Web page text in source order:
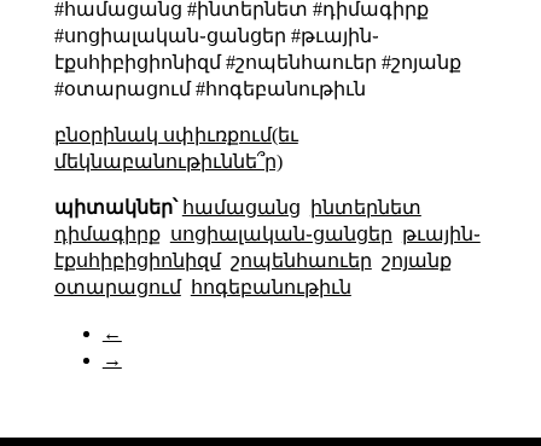
#համացանց #ինտերնետ #դիմագիրք
#սոցիալական֊ցանցեր #թւային֊
էքսհիբիցիոնիզմ #շոպենհաուեր #շոյանք
#օտարացում #հոգեբանութիւն
բնօրինակ սփիւռքում(եւ
մեկնաբանութիւննե՞ր)
պիտակներ՝ համացանց
ինտերնետ
դիմագիրք սոցիալական֊ցանցեր թւային֊
էքսհիբիցիոնիզմ շոպենհաուեր շոյանք
օտարացում
հոգեբանութիւն
←
→